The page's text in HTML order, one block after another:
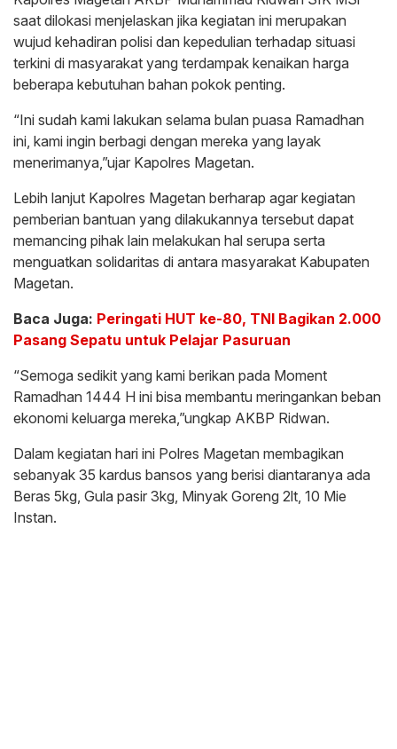
saat dilokasi menjelaskan jika kegiatan ini merupakan
wujud kehadiran polisi dan kepedulian terhadap situasi
terkini di masyarakat yang terdampak kenaikan harga
beberapa kebutuhan bahan pokok penting.
“Ini sudah kami lakukan selama bulan puasa Ramadhan
ini, kami ingin berbagi dengan mereka yang layak
menerimanya,”ujar Kapolres Magetan.
Lebih lanjut Kapolres Magetan berharap agar kegiatan
pemberian bantuan yang dilakukannya tersebut dapat
memancing pihak lain melakukan hal serupa serta
menguatkan solidaritas di antara masyarakat Kabupaten
Magetan.
Baca Juga: Peringati HUT ke-80, TNI Bagikan 2.000
Pasang Sepatu untuk Pelajar Pasuruan
“Semoga sedikit yang kami berikan pada Moment
Ramadhan 1444 H ini bisa membantu meringankan beban
ekonomi keluarga mereka,”ungkap AKBP Ridwan.
Dalam kegiatan hari ini Polres Magetan membagikan
sebanyak 35 kardus bansos yang berisi diantaranya ada
Beras 5kg, Gula pasir 3kg, Minyak Goreng 2lt, 10 Mie
Instan.